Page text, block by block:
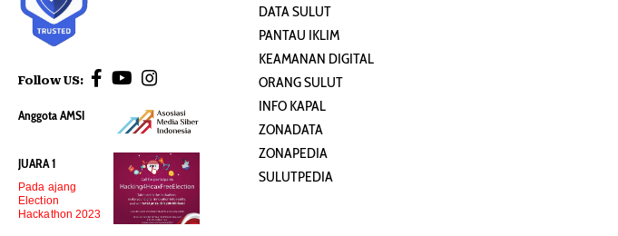
Follow US:
Anggota AMSI
JUARA 1
Pada ajang
Election
Hackathon 2023
DATA SULUT
PANTAU IKLIM
KEAMANAN DIGITAL
ORANG SULUT
INFO KAPAL
ZONADATA
ZONAPEDIA
SULUTPEDIA